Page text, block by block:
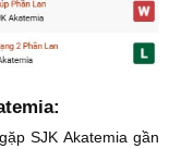
SJK Akatemia gần